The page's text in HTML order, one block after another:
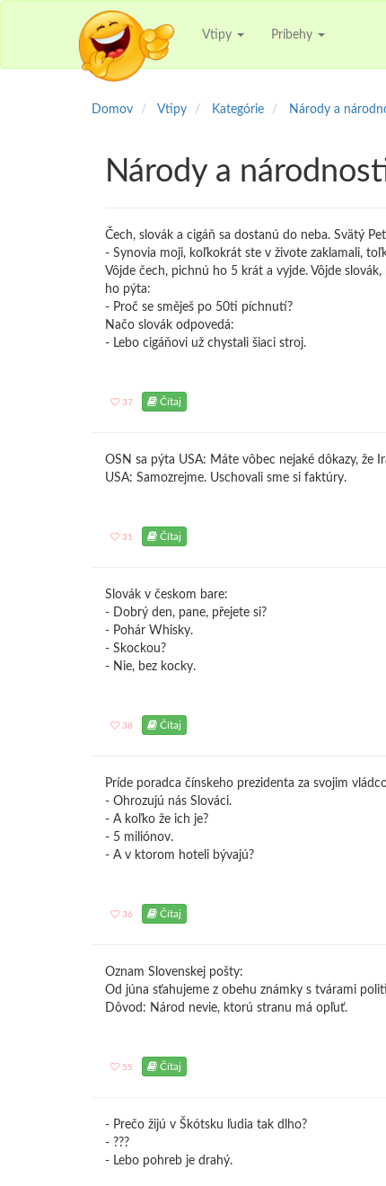
Vtipy Príbehy
Domov Vtipy Kategórie Národy a
Národy a
Čech, slovák a cigáň sa dostanú do neba. Svätý
- Synovia moji, koľkokrát ste v živote zaklamali,
Vôjde čech, pichnú ho 5 krát a vyjde. Vôjde
ho pýta:
- Proč se směješ po 50ti píchnutí?
Načo slovák odpovedá:
- Lebo cigáňovi už chystali šiaci stroj.
37 Čítaj
OSN sa pýta USA: Máte vôbec nejaké dôkazy, že
USA: Samozrejme. Uschovali sme si faktúry.
31 Čítaj
Slovák v českom bare:
- Dobrý den, pane, přejete si?
- Pohár Whisky.
- Skockou?
- Nie, bez kocky.
38 Čítaj
Príde poradca čínskeho prezidenta za svojim
- Ohrozujú nás Slováci.
- A koľko že ich je?
- 5 miliónov.
- A v ktorom hoteli bývajú?
36 Čítaj
Oznam Slovenskej pošty:
Od júna sťahujeme z obehu známky s tvárami
Dôvod: Národ nevie, ktorú stranu má opľuť.
55 Čítaj
- Prečo žijú v Škótsku ľudia tak dlho?
- ???
- Lebo pohreb je drahý.